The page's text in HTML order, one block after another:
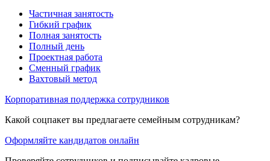
Частичная занятость
Гибкий график
Полная занятость
Полный день
Проектная работа
Сменный график
Вахтовый метод
Корпоративная поддержка сотрудников
Какой соцпакет вы предлагаете семейным сотрудникам?
Оформляйте кандидатов онлайн